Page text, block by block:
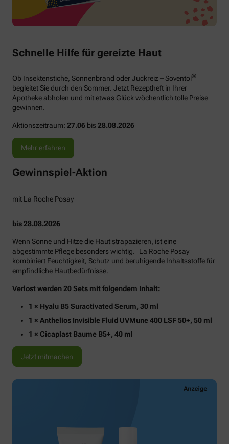
Schnelle Hilfe für gereizte Haut
Ob Insektenstiche, Sonnenbrand oder Juckreiz – Soventol®
begleitet Sie durch den Sommer. Jetzt Rezeptheft in Ihrer
Apotheke abholen und mit etwas Glück wöchentlich tolle Preise
gewinnen.
Aktionszeitraum: 27.06 bis 28.08.2026
Mehr erfahren
Gewinnspiel-Aktion
mit La Roche Posay
bis 28.08.2026
Wenn Sonne und Hitze die Haut strapazieren, ist eine
abgestimmte Pflege besonders wichtig. La Roche Posay
kombiniert Feuchtigkeit, Schutz und beruhigende Inhaltsstoffe für
empfindliche Hautbedürfnisse.
Verlost werden 20 Sets mit folgendem Inhalt:
1 × Hyalu B5 Suractivated Serum, 30 ml
1 × Anthelios Invisible Fluid UVMune 400 LSF 50+, 50 ml
1 × Cicaplast Baume B5+, 40 ml
Jetzt mitmachen